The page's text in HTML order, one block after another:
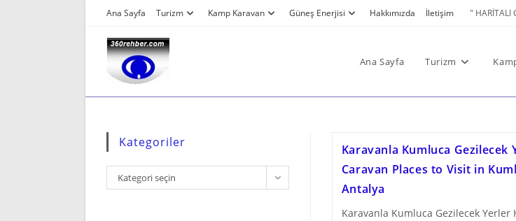
Ana Sayfa Turizm Kamp Karavan Güneş Enerjisi Hakkımızda İletişim " HARİTALI
Ana Sayfa Turizm
Karavanla Kumluca Gezilecek
Caravan Places to Visit in
Antalya
Karavanla Kumluca Gezilecek Yerler
Kategoriler
Kategoriler
Kategori seçin